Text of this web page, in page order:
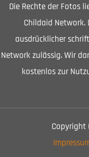
Die Rechte der Fotos
Childaid
ausdrücklicher
Network zulässig. Wir
kostenlos zur
Copyright